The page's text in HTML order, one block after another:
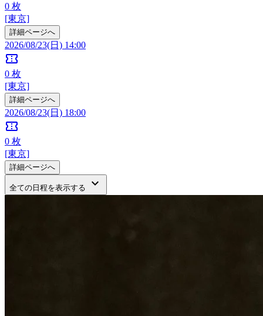
0 枚
[東京]
詳細ページへ
2026/08/23(日) 14:00
confirmation_number
0 枚
[東京]
詳細ページへ
2026/08/23(日) 18:00
confirmation_number
0 枚
[東京]
詳細ページへ
全ての日程を表示する keyboard_arrow_down